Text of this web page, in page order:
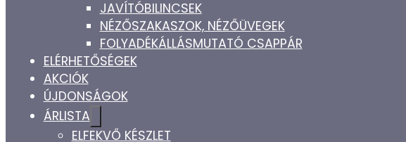
JAVÍTÓBILINCSEK
NÉZŐSZAKASZOK, NÉZŐÜVEGEK
FOLYADÉKÁLLÁSMUTATÓ CSAPPÁR
ELÉRHETŐSÉGEK
AKCIÓK
ÚJDONSÁGOK
ÁRLISTA
ELFEKVŐ KÉSZLET